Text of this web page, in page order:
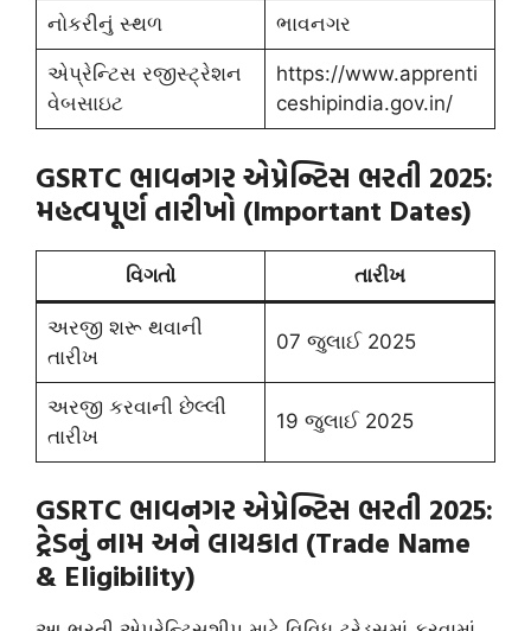
નોકરીનું સ્થળ ભાવનગર
એપ્રેન્ટિસ રજીસ્ટ્રેશન
વેબસાઇટ
https://www.apprenti
ceshipindia.gov.in/
GSRTC ભાવનગર એપ્રેન્ટિસ ભરતી 2025:
મહત્વપૂર્ણ તારીખો (Important Dates)
વિગતો તારીખ
અરજી શરૂ થવાની
તારીખ
07 જુલાઈ 2025
અરજી કરવાની છેલ્લી
તારીખ
19 જુલાઈ 2025
GSRTC ભાવનગર એપ્રેન્ટિસ ભરતી 2025:
ટ્રેડનું નામ અને લાયકાત (Trade Name
& Eligibility)